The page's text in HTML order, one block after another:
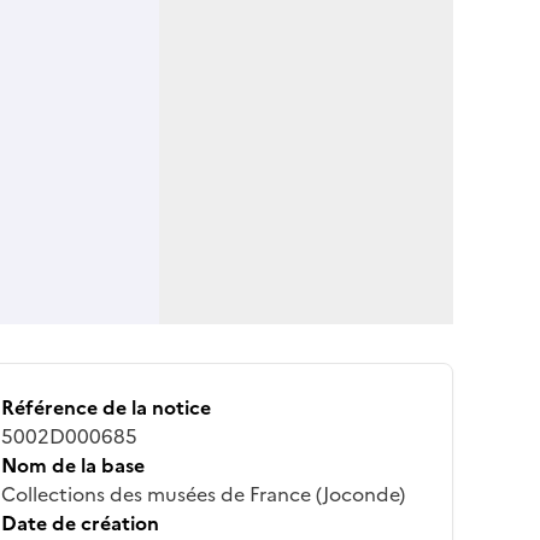
Référence de la notice
5002D000685
Nom de la base
Collections des musées de France (Joconde)
Date de création